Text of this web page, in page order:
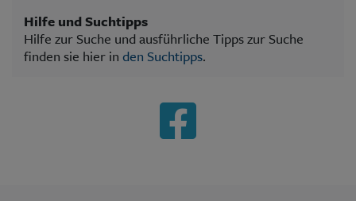
Hilfe und Suchtipps
Hilfe zur Suche und ausführliche Tipps zur Suche
finden sie hier in den Suchtipps.